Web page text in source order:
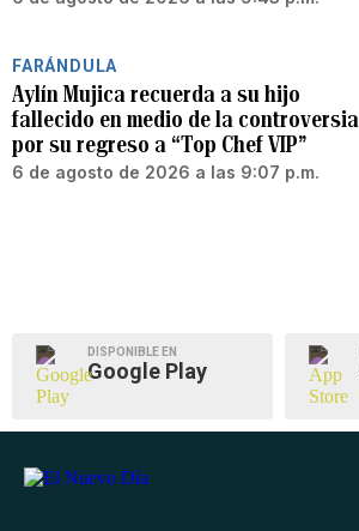
FARÁNDULA
Aylín Mujica recuerda a su hijo
fallecido en medio de la controversia
por su regreso a “Top Chef VIP”
6 de agosto de 2026 a las 9:07 p.m.
DISPONIBLE EN
Google Play